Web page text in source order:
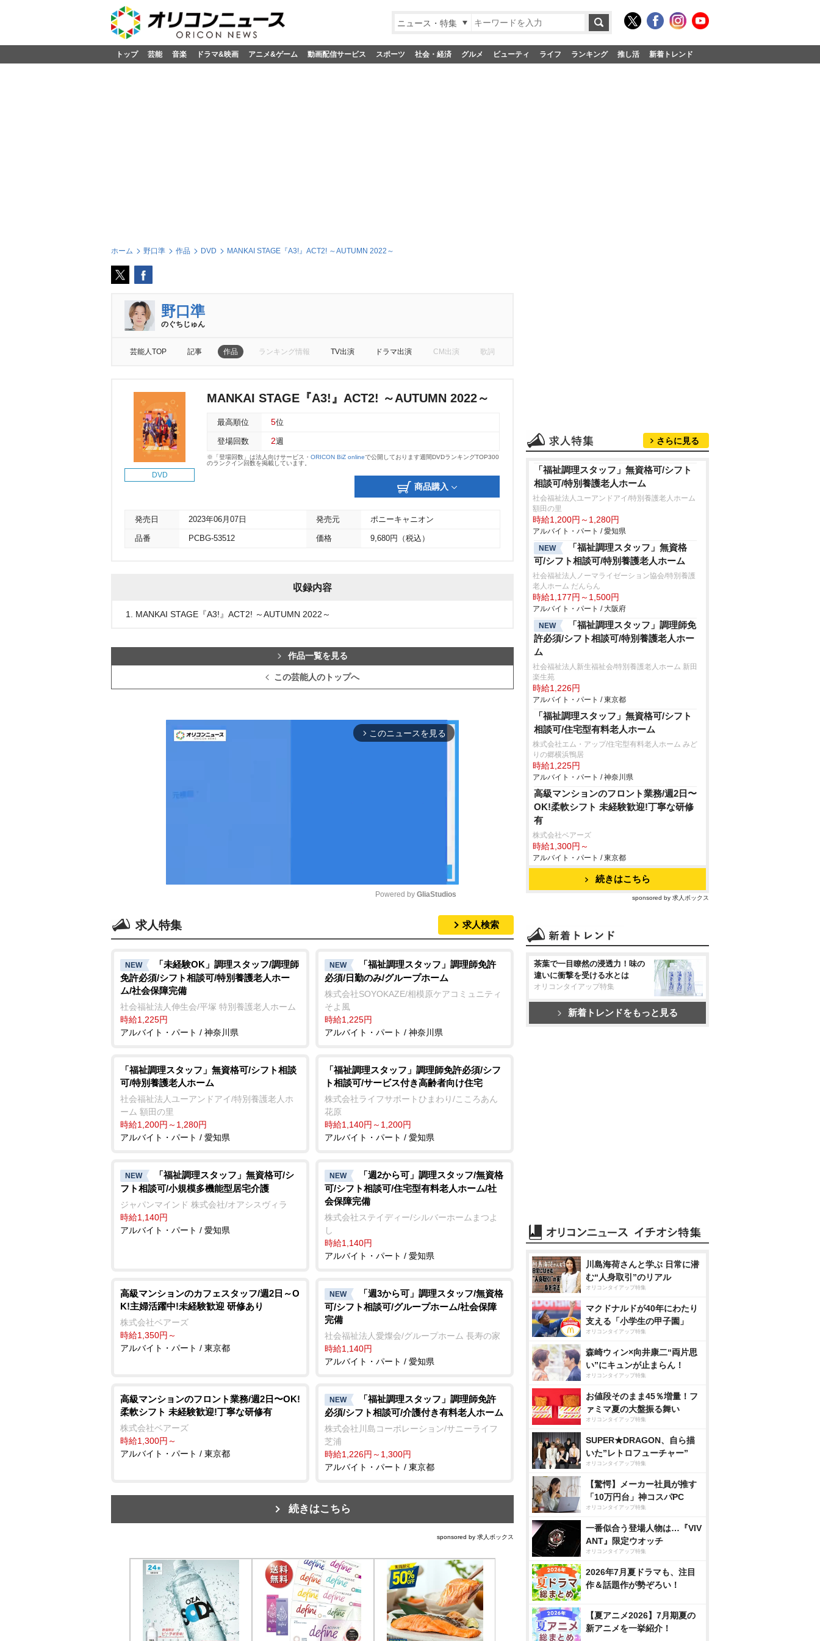
ニュース・特集
トップ 芸能 音楽 ドラマ&映画 アニメ&ゲーム 動画配信サービス スポーツ 社会・経済 グルメ ビューティ ライフ ランキング 推し活 新着トレンド
ホーム 野口準 作品 DVD MANKAI STAGE『A3!』ACT2! ～AUTUMN 2022～
野口準
のぐちじゅん
芸能人TOP 記事 作品 ランキング情報 TV出演 ドラマ出演 CM出演 歌詞
DVD
MANKAI STAGE『A3!』ACT2! ～AUTUMN 2022～
最高順位 5位
登場回数 2週
※「登場回数」は法人向けサービス・ ORICON BiZ onlineで公開しております週間DVDランキングTOP300
のランクイン回数を掲載しています。
商品購入
発売日 2023年06月07日 発売元 ポニーキャニオン
品番 PCBG-53512 価格 9,680円（税込）
収録内容
1. MANKAI STAGE『A3!』ACT2! ～AUTUMN 2022～
作品一覧を見る
この芸能人のトップへ
arrow_forward_ios このニュースを見る
t
e
Powered by GliaStudios
求人特集 求人検索
NEW
「未経験OK」調理スタッフ/調理師
免許必須/シフト相談可/特別養護老人ホー
ム/社会保障完備
社会福祉法人伸生会/平塚 特別養護老人ホーム
時給1,225円
アルバイト・パート / 神奈川県
NEW
「福祉調理スタッフ」調理師免許
必須/日勤のみ/グループホーム
株式会社SOYOKAZE/相模原ケアコミュニティ
そよ風
時給1,225円
アルバイト・パート / 神奈川県
「福祉調理スタッフ」無資格可/シフト相談
可/特別養護老人ホーム
社会福祉法人ユーアンドアイ/特別養護老人ホ
ーム 額田の里
時給1,200円～1,280円
アルバイト・パート / 愛知県
「福祉調理スタッフ」調理師免許必須/シフ
ト相談可/サービス付き高齢者向け住宅
株式会社ライフサポートひまわり/こころあん
花原
時給1,140円～1,200円
アルバイト・パート / 愛知県
NEW
「福祉調理スタッフ」無資格可/シ
フト相談可/小規模多機能型居宅介護
ジャパンマインド 株式会社/オアシスヴィラ
時給1,140円
アルバイト・パート / 愛知県
NEW
「週2から可」調理スタッフ/無資格
可/シフト相談可/住宅型有料老人ホーム/社
会保障完備
株式会社ステイディー/シルバーホームまつよ
し
時給1,140円
アルバイト・パート / 愛知県
高級マンションのカフェスタッフ/週2日～O
K!主婦活躍中!未経験歓迎 研修あり
株式会社ベアーズ
時給1,350円～
アルバイト・パート / 東京都
NEW
「週3から可」調理スタッフ/無資格
可/シフト相談可/グループホーム/社会保障
完備
社会福祉法人愛燦会/グループホーム 長寿の家
時給1,140円
アルバイト・パート / 愛知県
⾼級マンションのフロント業務/週2⽇〜OK!
柔軟シフト 未経験歓迎!丁寧な研修有
株式会社ベアーズ
時給1,300円～
アルバイト・パート / 東京都
NEW
「福祉調理スタッフ」調理師免許
必須/シフト相談可/介護付き有料老人ホーム
株式会社川島コーポレーション/サニーライフ
芝浦
時給1,226円～1,300円
アルバイト・パート / 東京都
続きはこちら
sponsored by 求人ボックス
さらに見る
「福祉調理スタッフ」無資格可/シフト
相談可/特別養護老人ホーム
社会福祉法人ユーアンドアイ/特別養護老人ホーム
額田の里
時給1,200円～1,280円
アルバイト・パート / 愛知県
NEW
「福祉調理スタッフ」無資格
可/シフト相談可/特別養護老人ホーム
社会福祉法人ノーマライゼーション協会/特別養護
老人ホーム だんらん
時給1,177円～1,500円
アルバイト・パート / 大阪府
NEW
「福祉調理スタッフ」調理師免
許必須/シフト相談可/特別養護老人ホー
ム
社会福祉法人新生福祉会/特別養護老人ホーム 新田
楽生苑
時給1,226円
アルバイト・パート / 東京都
「福祉調理スタッフ」無資格可/シフト
相談可/住宅型有料老人ホーム
株式会社エム・アップ/住宅型有料老人ホーム みど
りの郷横浜鴨居
時給1,225円
アルバイト・パート / 神奈川県
⾼級マンションのフロント業務/週2⽇〜
OK!柔軟シフト 未経験歓迎!丁寧な研修
有
株式会社ベアーズ
時給1,300円～
アルバイト・パート / 東京都
続きはこちら
sponsored by 求人ボックス
茶葉で一目瞭然の浸透力！味の
違いに衝撃を受ける水とは
オリコンタイアップ特集
新着トレンドをもっと見る
川島海荷さんと学ぶ 日常に潜
む“人身取引”のリアル
オリコンタイアップ特集
マクドナルドが40年にわたり
支える「小学生の甲子園」
オリコンタイアップ特集
森崎ウィン×向井康二“両片思
い”にキュンが止まらん！
オリコンタイアップ特集
お値段そのまま45％増量！フ
ァミマ夏の大盤振る舞い
オリコンタイアップ特集
SUPER★DRAGON、自ら描
いた”レトロフューチャー”
オリコンタイアップ特集
【驚愕】メーカー社員が推す
「10万円台」神コスパPC
オリコンタイアップ特集
一番似合う登場人物は…『VIV
ANT』限定ウオッチ
オリコンタイアップ特集
2026年7月夏ドラマも、注目
作＆話題作が勢ぞろい！
【夏アニメ2026】7月期夏の
新アニメを一挙紹介！